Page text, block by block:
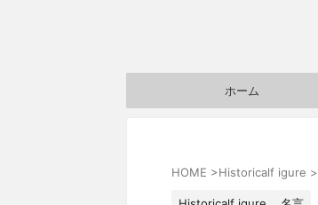
ホーム
HOME >Historicalf igure >